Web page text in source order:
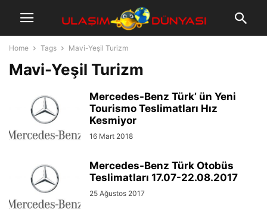
Home Tags Mavi-Yeşil Turizm
Mavi-Yeşil Turizm
Mercedes-Benz Türk’ ün Yeni
Tourismo Teslimatları Hız
Kesmiyor
16 Mart 2018
Mercedes-Benz Türk Otobüs
Teslimatları 17.07-22.08.2017
25 Ağustos 2017